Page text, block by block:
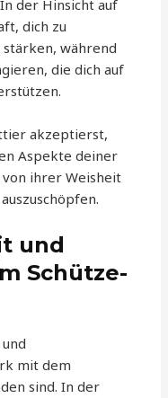
der Hinsicht auf
dich zu
während
die dich auf
akzeptierst,
Aspekte deiner
von ihrer Weisheit
und
Schütze-
mit dem
sind. In der